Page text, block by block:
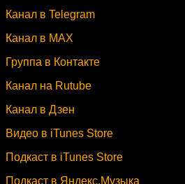
Канал в Telegram
Канал в MAX
Группа в Контакте
Канал на Rutube
Канал в Дзен
Видео в iTunes Store
Подкаст в iTunes Store
Подкаст в Яндекс.Музыка